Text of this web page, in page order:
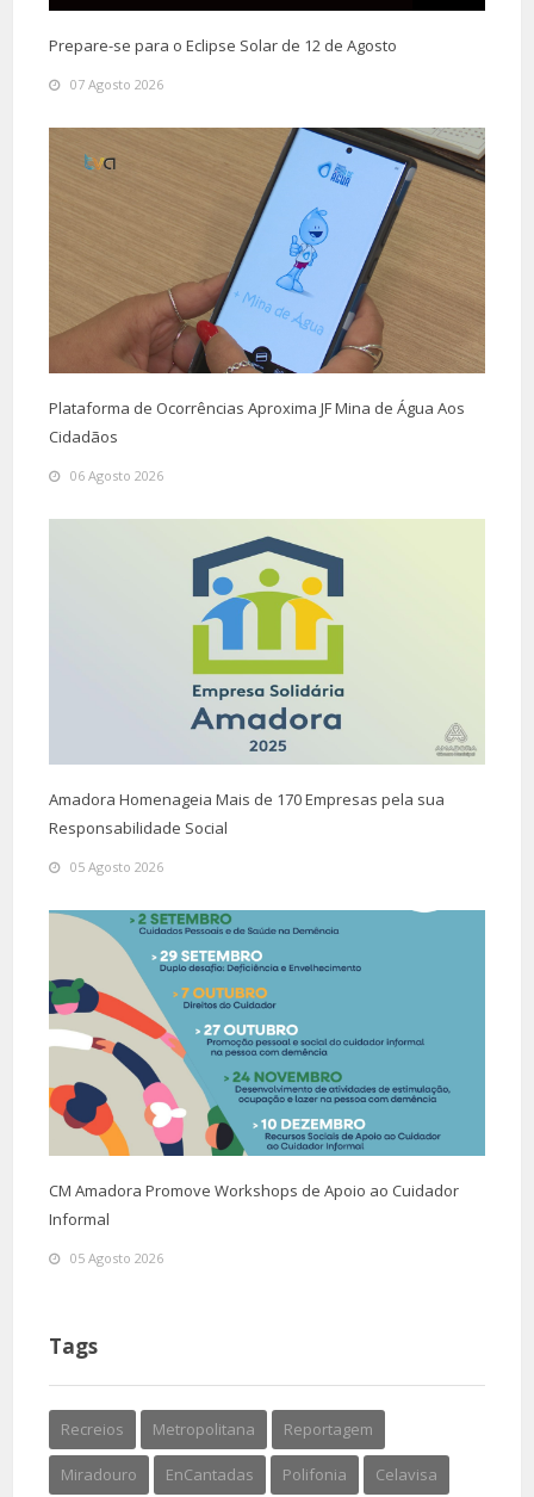
Prepare-se para o Eclipse Solar de 12 de Agosto
07 Agosto 2026
Plataforma de Ocorrências Aproxima JF Mina de Água Aos
Cidadãos
06 Agosto 2026
Amadora Homenageia Mais de 170 Empresas pela sua
Responsabilidade Social
05 Agosto 2026
CM Amadora Promove Workshops de Apoio ao Cuidador
Informal
05 Agosto 2026
Tags
Recreios Metropolitana Reportagem
Miradouro EnCantadas Polifonia Celavisa